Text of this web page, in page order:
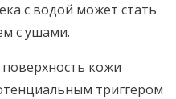
с водой может стать
с ушами.
кожи
триггером